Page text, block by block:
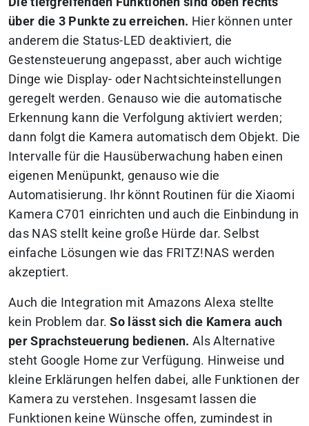
über die 3 Punkte zu erreichen. Hier können unter
anderem die Status-LED deaktiviert, die
Gestensteuerung angepasst, aber auch wichtige
Dinge wie Display- oder Nachtsichteinstellungen
geregelt werden. Genauso wie die automatische
Erkennung kann die Verfolgung aktiviert werden;
dann folgt die Kamera automatisch dem Objekt. Die
Intervalle für die Hausüberwachung haben einen
eigenen Menüpunkt, genauso wie die
Automatisierung. Ihr könnt Routinen für die Xiaomi
Kamera C701 einrichten und auch die Einbindung in
das NAS stellt keine große Hürde dar. Selbst
einfache Lösungen wie das FRITZ!NAS werden
akzeptiert.
Auch die Integration mit Amazons Alexa stellte
kein Problem dar.So lässt sich die Kamera auch
per Sprachsteuerung bedienen. Als Alternative
steht Google Home zur Verfügung. Hinweise und
kleine Erklärungen helfen dabei, alle Funktionen der
Kamera zu verstehen. Insgesamt lassen die
Funktionen keine Wünsche offen, zumindest in